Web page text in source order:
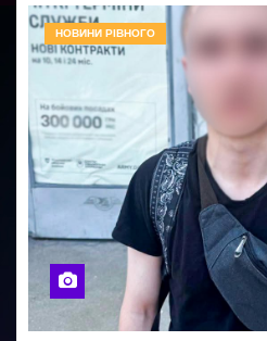
НОВИНИ РІВНОГО